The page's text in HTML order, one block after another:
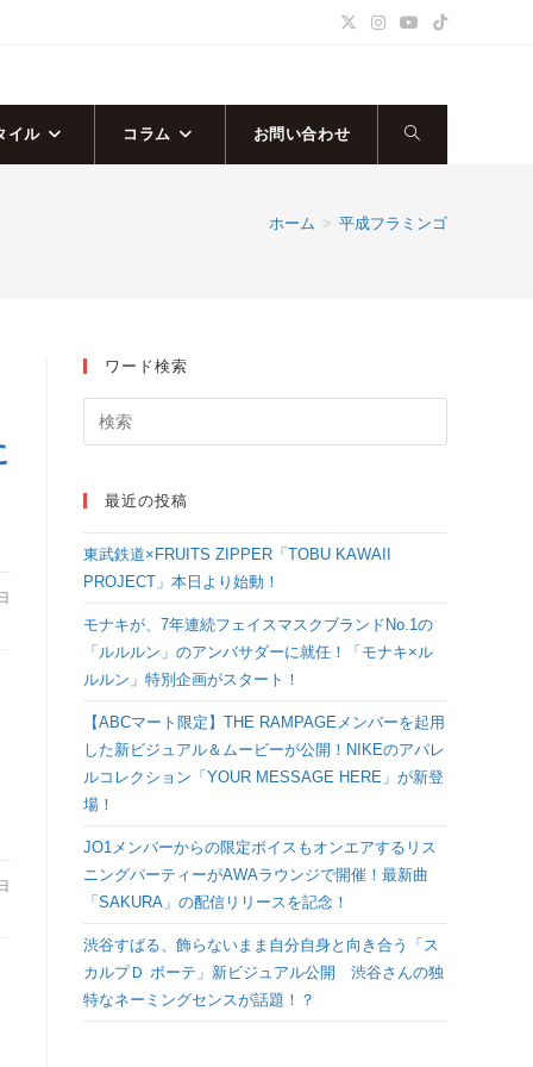
イル コラム お問い合わせ ウ
ト
グ
ル
ホーム > 平成フラミンゴ
ワード検索
最近の投稿
東武鉄道×FRUITS ZIPPER「TOBU KAWAII
PROJECT」本日より始動！
モナキが、7年連続フェイスマスクブランドNo.1の
「ルルルン」のアンバサダーに就任！「モナキ×ル
ルルン」特別企画がスタート！
【ABCマート限定】THE RAMPAGEメンバーを起用
した新ビジュアル＆ムービーが公開！NIKEのアパレ
ルコレクション「YOUR MESSAGE HERE」が新登
場！
JO1メンバーからの限定ボイスもオンエアするリス
ニングパーティーがAWAラウンジで開催！最新曲
「SAKURA」の配信リリースを記念！
渋谷すばる、飾らないまま自分自身と向き合う「ス
カルプＤ ボーテ」新ビジュアル公開 渋谷さんの独
特なネーミングセンスが話題！？